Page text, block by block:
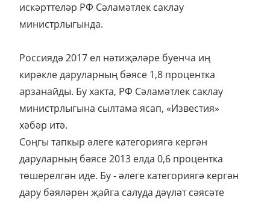
искәрттеләр РФ Сәламәтлек саклау
министрлыгында.
Россиядә 2017 ел нәтиҗәләре буенча иң
кирәкле даруларның бәясе 1,8 процентка
арзанайды. Бу хакта, РФ Сәламәтлек саклау
министрлыгына сылтама ясап, «Известия»
хәбәр итә.
Соңгы тапкыр әлеге категориягә кергән
даруларның бәясе 2013 елда 0,6 процентка
төшерелгән иде. Бу - әлеге категориягә кергән
дару бәяләрен җайга салуда дәүләт сәясәте